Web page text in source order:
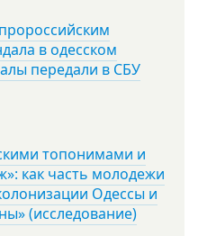
в одесском
передали в СБУ
топонимами и
как часть молодежи
Одессы и
(исследование)